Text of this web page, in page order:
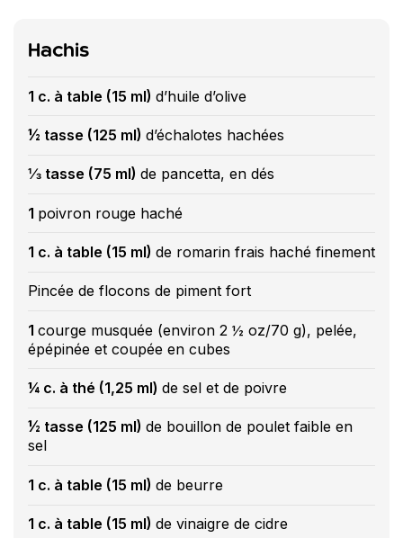
Hachis
1 c. à table (15 ml) d’huile d’olive
½ tasse (125 ml) d’échalotes hachées
⅓ tasse (75 ml) de pancetta, en dés
1 poivron rouge haché
1 c. à table (15 ml) de romarin frais haché finement
Pincée de flocons de piment fort
1 courge musquée (environ 2 ½ oz/70 g), pelée,
épépinée et coupée en cubes
¼ c. à thé (1,25 ml) de sel et de poivre
½ tasse (125 ml) de bouillon de poulet faible en
sel
1 c. à table (15 ml) de beurre
1 c. à table (15 ml) de vinaigre de cidre